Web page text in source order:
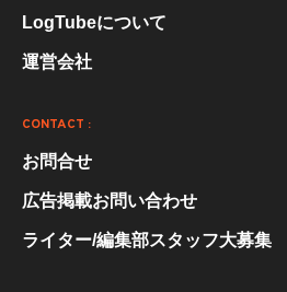
LogTubeについて
運営会社
CONTACT :
お問合せ
広告掲載お問い合わせ
ライター/編集部スタッフ大募集